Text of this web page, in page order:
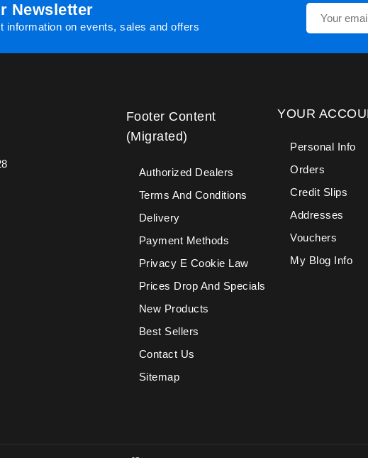
Newsletter
information on events, sales and offers
Footer Content
(Migrated)
Authorized Dealers
Terms And Conditions
Delivery
Payment Methods
Privacy E Cookie Law
Prices Drop And Specials
New Products
Best Sellers
Contact Us
Sitemap
YOUR
Personal Info
Orders
Credit Slips
Addresses
Vouchers
My Blog Info